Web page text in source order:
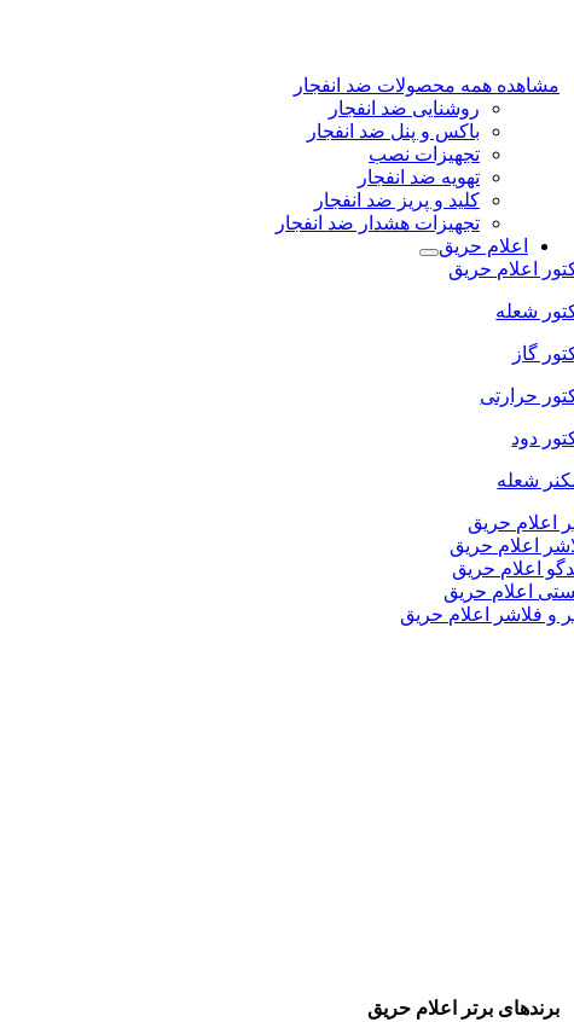
مشاهده همه محصولات ضد انفجار
روشنایی ضد انفجار
باکس و پنل ضد انفجار
تجهیزات نصب
تهویه ضد انفجار
کلید و پریز ضد انفجار
تجهیزات هشدار ضد انفجار
اعلام حریق
اعلام حریق
شعله
گاز
حرارتی
دود
شعله
اعلام حریق
اعلام حریق
اعلام حریق
اعلام حریق
و فلاشر اعلام حریق
برندهای برتر اعلام حریق